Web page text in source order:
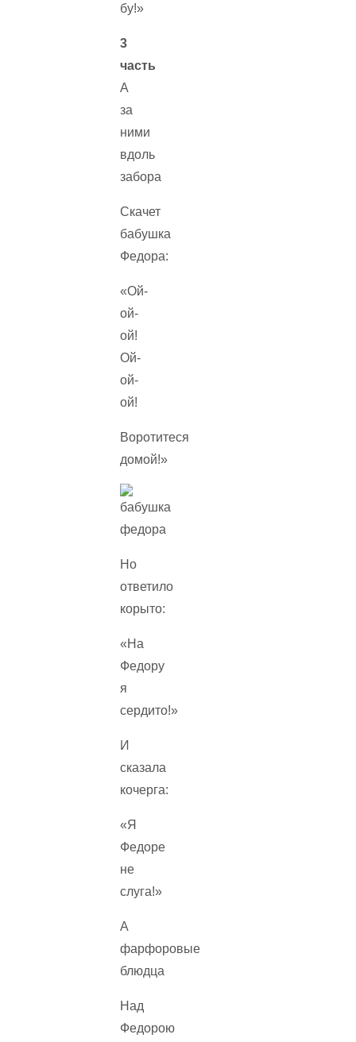
бу!»
3
часть
А
за
ними
вдоль
забора
Скачет
бабушка
Федора:
«Ой-
ой-
ой!
Ой-
ой-
ой!
Воротитеся
домой!»
Но
ответило
корыто:
«На
Федору
я
сердито!»
И
сказала
кочерга:
«Я
Федоре
не
слуга!»
А
фарфоровые
блюдца
Над
Федорою